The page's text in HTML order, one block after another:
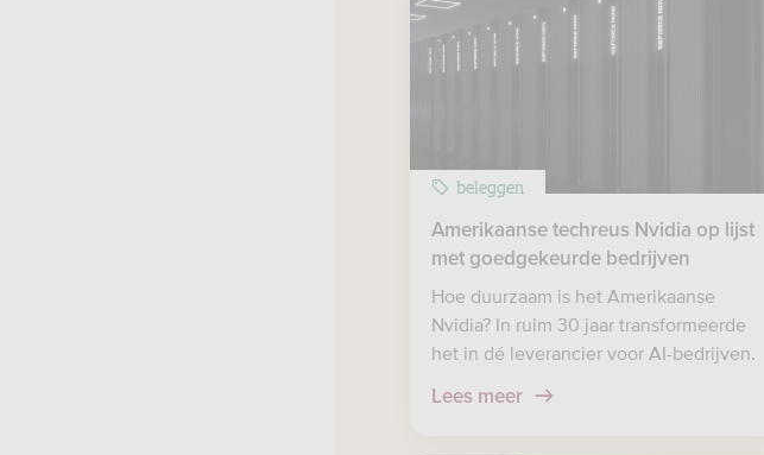
beleggen
Amerikaanse techreus Nvidia op lijst
met goedgekeurde bedrijven
Hoe duurzaam is het Amerikaanse
Nvidia? In ruim 30 jaar transformeerde
het in dé leverancier voor AI-bedrijven.
Lees meer